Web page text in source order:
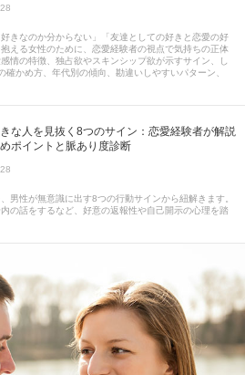
きなのか分からない」「友達としての好きと恋愛の好
える女性のために、恋愛経験者の視点で気持ちの正体
情の特徴、独占欲やスキンシップ欲が示すサイン、し
かめ方、年代別の傾向、勘違いしやすいパターン、
な人を見抜く8つのサイン：恋愛経験者が解説
ポイントと脈あり度診断
男性が無意識に出す8つの行動サインから紐解きます。
の話をするなど、好意の返報性や自己開示の心理を踏